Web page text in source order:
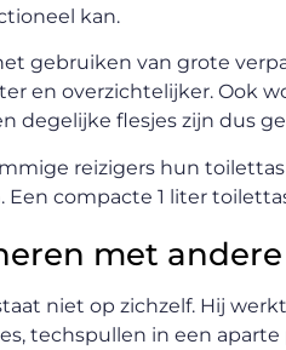
kan.
gebruiken van grote
en overzichtelijker. Ook
degelijke flesjes zijn dus
reizigers hun
Een compacte 1 liter
met andere
niet op zichzelf. Hij
techspullen in een